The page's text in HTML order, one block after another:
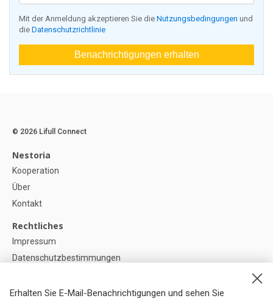
Mit der Anmeldung akzeptieren Sie die Nutzungsbedingungen und
die Datenschutzrichtlinie
Benachrichtigungen erhalten
Erhalten Sie E-Mail-Benachrichtigungen und sehen Sie
© 2026 Lifull Connect
Nestoria
Kooperation
Über
Kontakt
Rechtliches
Impressum
Datenschutzbestimmungen
Cookie-Einstellunge